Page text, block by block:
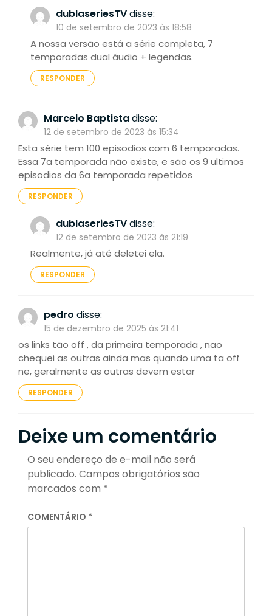
dublaseriesTVdisse:
10 de setembro de 2023 às 18:58
A nossa versão está a série completa, 7
temporadas dual áudio + legendas.
RESPONDER
Marcelo Baptistadisse:
12 de setembro de 2023 às 15:34
Esta série tem 100 episodios com 6 temporadas.
Essa 7a temporada não existe, e são os 9 ultimos
episodios da 6a temporada repetidos
RESPONDER
dublaseriesTVdisse:
12 de setembro de 2023 às 21:19
Realmente, já até deletei ela.
RESPONDER
pedro disse:
15 de dezembro de 2025 às 21:41
os links tão off , da primeira temporada , nao
chequei as outras ainda mas quando uma ta off
ne, geralmente as outras devem estar
RESPONDER
Deixe um comentário
O seu endereço de e-mail não será
publicado. Campos obrigatórios são
marcados com *
COMENTÁRIO *